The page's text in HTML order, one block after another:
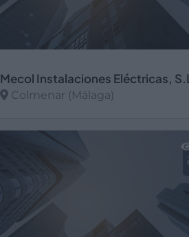
Mecol Instalaciones Eléctricas,
Colmenar (Málaga)